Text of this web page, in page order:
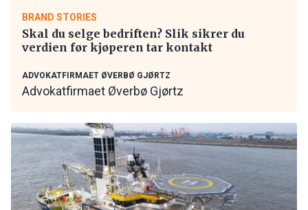
BRAND STORIES
Skal du selge bedriften? Slik sikrer du
verdien før kjøperen tar kontakt
ADVOKATFIRMAET ØVERBØ GJØRTZ
Advokatfirmaet Øverbø Gjørtz